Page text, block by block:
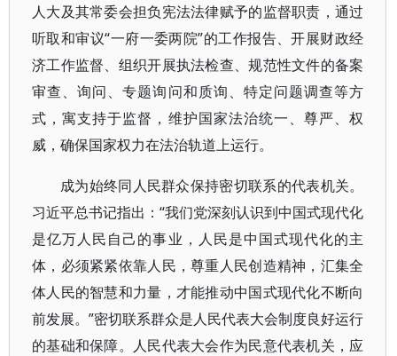
人大及其常委会担负宪法法律赋予的监督职责，通过
听取和审议“一府一委两院”的工作报告、开展财政经
济工作监督、组织开展执法检查、规范性文件的备案
审查、询问、专题询问和质询、特定问题调查等方
式，寓支持于监督，维护国家法治统一、尊严、权
威，确保国家权力在法治轨道上运行。
成为始终同人民群众保持密切联系的代表机关。
习近平总书记指出：“我们党深刻认识到中国式现代化
是亿万人民自己的事业，人民是中国式现代化的主
体，必须紧紧依靠人民，尊重人民创造精神，汇集全
体人民的智慧和力量，才能推动中国式现代化不断向
前发展。”密切联系群众是人民代表大会制度良好运行
的基础和保障。人民代表大会作为民意代表机关，应